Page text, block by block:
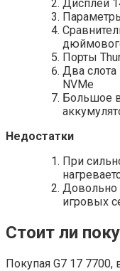
Дисплей
Порты
Два слота
NVMe
Большое
Недостатки
При
игровых
Стоит ли
Покупая G7 17 7700,